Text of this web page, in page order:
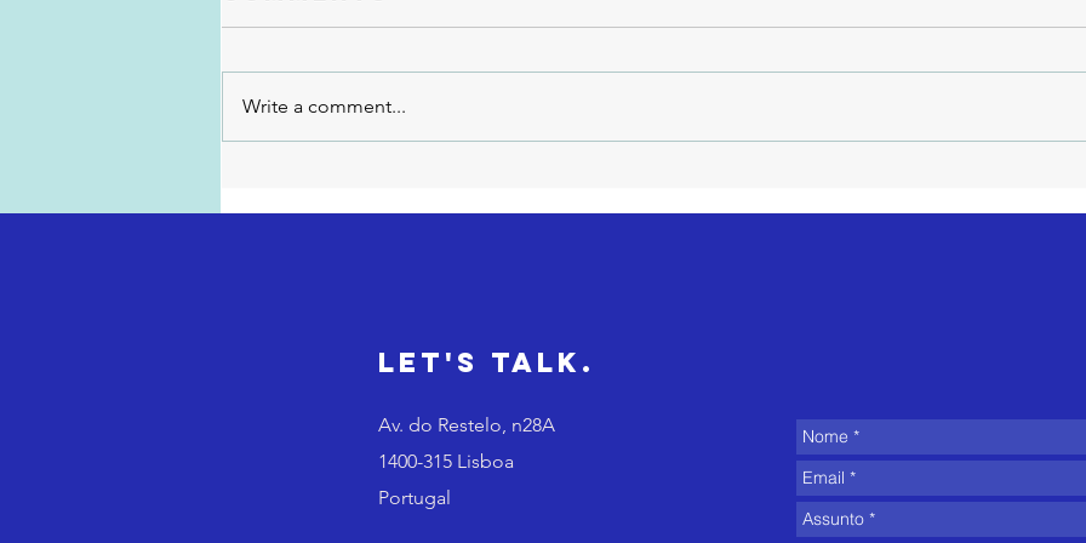
Autonomia
trabalho não
Write a comment...
Let's Talk.
Av. do Restelo, n28A
1400-315 Lisboa
Portugal